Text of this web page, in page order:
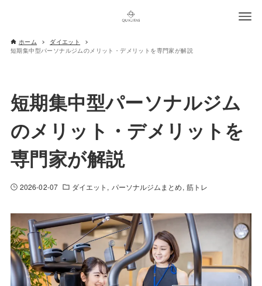
ホーム
ダイエット
短期集中型パーソナルジムのメリット・デメリットを専門家が解説
短期集中型パーソナルジム
のメリット・デメリットを
専門家が解説
2026-02-07 ダイエット パーソナルジムまとめ 筋トレ